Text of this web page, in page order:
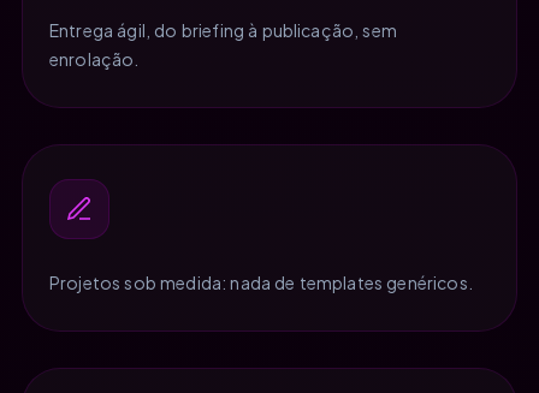
Entrega ágil, do briefing à publicação, sem
enrolação.
Projetos sob medida: nada de templates genéricos.